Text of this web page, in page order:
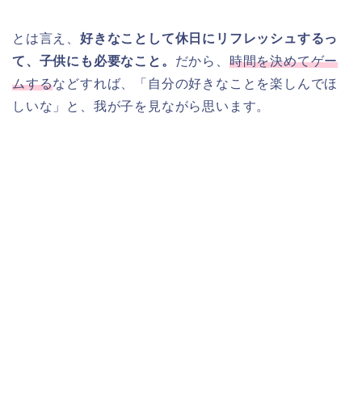
とは言え、 好きなことして休日にリフレッシュするっ
て、子供にも必要なこと。 だから、 時間を決めてゲー
ムするなどすれば、「自分の好きなことを楽しんでほ
しいな」と、我が子を見ながら思います。